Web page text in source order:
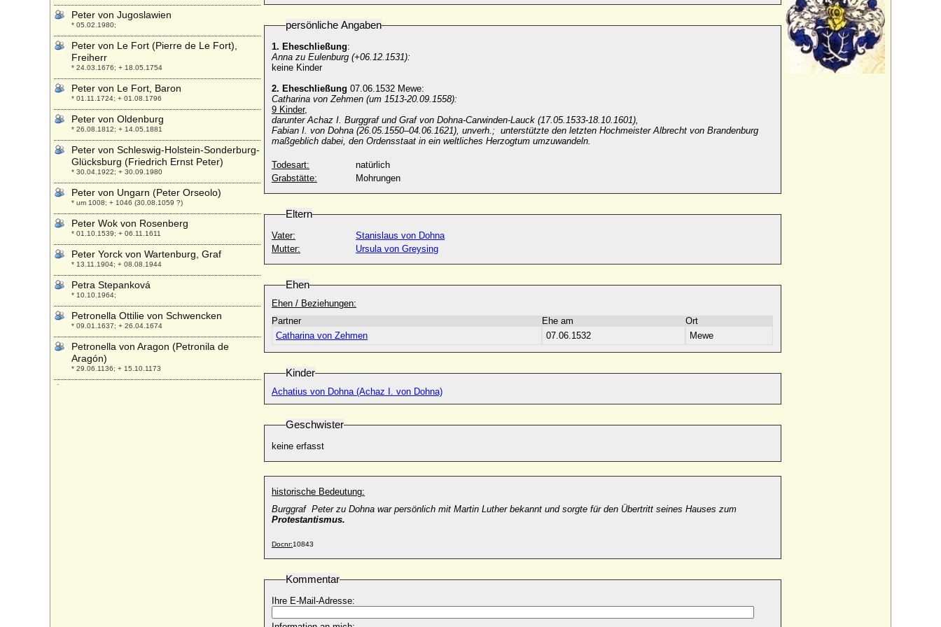
persönliche Angaben
1. Eheschließung:
Anna zu Eulenburg (+06.12.1531):
keine Kinder
2. Eheschließung 07.06.1532 Mewe:
Catharina von Zehmen (um 1513-20.09.1558):
9 Kinder,
darunter Achaz I. Burggraf und Graf von Dohna-Carwinden-Lauck (17.05.1533-18.10.1601),
Fabian I. von Dohna (26.05.1550–04.06.1621), unverh.; unterstützte den letzten Hochmeister Albrecht von Brandenburg
maßgeblich dabei, den Ordensstaat in ein weltliches Herzogtum umzuwandeln.
Todesart:
natürlich
Grabstätte:
Mohrungen
Eltern
Vater:
Stanislaus von Dohna
Mutter:
Ursula von Greysing
Ehen
Ehen / Beziehungen:
Partner
Ehe am
Ort
Catharina von Zehmen
07.06.1532 Mewe
Kinder
Achatius von Dohna (Achaz I. von Dohna)
Geschwister
keine erfasst
historische Bedeutung:
Burggraf Peter zu Dohna war persönlich mit Martin Luther bekannt und sorgte für den Übertritt seines Hauses zum
Protestantismus.
Docnr:10843
Kommentar
Ihre E-Mail-Adresse:
Peter von Jugoslawien
* 05.02.1980;
Peter von Le Fort (Pierre de Le Fort),
Freiherr
* 24.03.1676; + 18.05.1754
Peter von Le Fort, Baron
* 01.11.1724; + 01.08.1796
Peter von Oldenburg
* 26.08.1812; + 14.05.1881
Peter von Schleswig-Holstein-Sonderburg-
Glücksburg (Friedrich Ernst Peter)
* 30.04.1922; + 30.09.1980
Peter von Ungarn (Peter Orseolo)
* um 1008; + 1046 (30.08.1059 ?)
Peter Wok von Rosenberg
* 01.10.1539; + 06.11.1611
Peter Yorck von Wartenburg, Graf
* 13.11.1904; + 08.08.1944
Petra Stepanková
* 10.10.1964;
Petronella Ottilie von Schwencken
* 09.01.1637; + 26.04.1674
Petronella von Aragon (Petronila de
Aragón)
* 29.06.1136; + 15.10.1173